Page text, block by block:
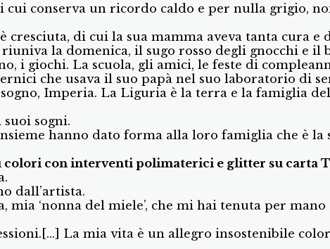
cui conserva un ricordo caldo e per nulla grigio,
cresciuta, di cui la sua mamma aveva tanta cura e
la domenica, il sugo rosso degli gnocchi e il
i giochi. La scuola, gli amici, le feste di
che usava il suo papà nel suo laboratorio di
Imperia. La Liguria è la terra e la famiglia
sogni.
hanno dato forma alla loro famiglia che è la
colori con interventi polimaterici e glitter su carta
dall’artista.
‘nonna del miele’, che mi hai tenuta per mano
La mia vita è un allegro insostenibile